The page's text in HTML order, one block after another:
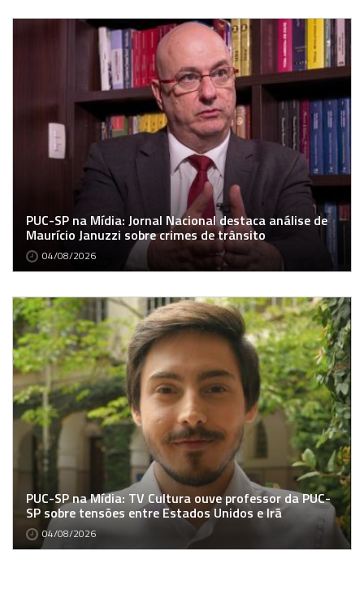
PUC-SP na Mídia: Jornal Nacional destaca análise de
Maurício Januzzi sobre crimes de trânsito
04/08/2026
PUC-SP na Mídia: TV Cultura ouve professor da PUC-
SP sobre tensões entre Estados Unidos e Irã
04/08/2026